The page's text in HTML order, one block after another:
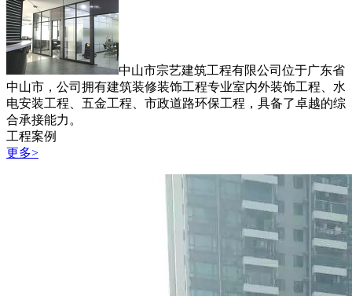
中山市宗艺建筑工程有限公司位于广东省
中山市，公司拥有建筑装修装饰工程专业室内外装饰工程、水
电安装工程、五金工程、市政道路环保工程，具备了卓越的综
合承接能力。
工程案例
更多>